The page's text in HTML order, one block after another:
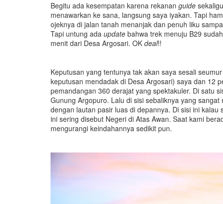
Begitu ada kesempatan karena rekanan guide
menawarkan ke sana, langsung saya iyakan. Tapi
ojeknya di jalan tanah menanjak dan penuh liku
Tapi untung ada update bahwa trek menuju B29
menit dari Desa Argosari. OK deal!!
Keputusan yang tentunya tak akan saya sesali
keputusan mendadak di Desa Argosari) saya dan 12
pemandangan 360 derajat yang spektakuler. Di satu
Gunung Argopuro. Lalu di sisi sebaliknya yang
dengan lautan pasir luas di depannya. Di sisi ini
ini sering disebut Negeri di Atas Awan. Saat kami
mengurangi keindahannya sedikit pun.